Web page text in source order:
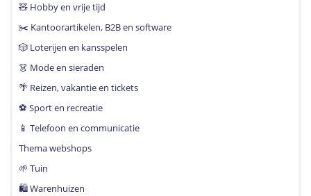
🧸 Hobby en vrije tijd
✂️ Kantoorartikelen, B2B en software
🎲 Loterijen en kansspelen
👗 Mode en sieraden
🌴 Reizen, vakantie en tickets
⚽️ Sport en recreatie
📱 Telefoon en communicatie
Thema webshops
🌱 Tuin
🛍 Warenhuizen